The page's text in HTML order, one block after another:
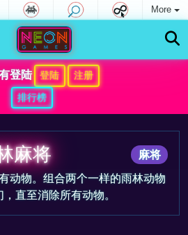
More
登陆 登陆
注册
排行榜
麻将
麻将
动物。组合两个一样的雨林动物
直至消除所有动物。